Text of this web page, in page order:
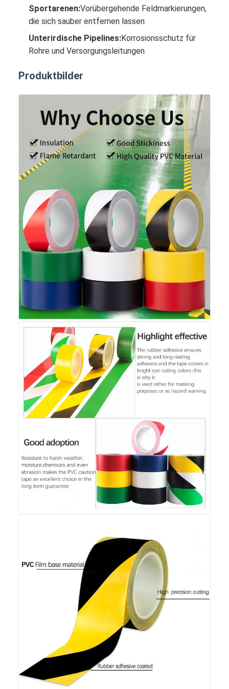
Sportarenen:Vorübergehende Feldmarkierungen,
die sich sauber entfernen lassen
Unterirdische Pipelines:Korrosionsschutz für
Rohre und Versorgungsleitungen
Produktbilder